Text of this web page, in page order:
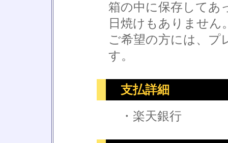
箱の中に保存してあ
日焼けもありません
ご希望の方には、プ
す。
支払詳細
・楽天銀行